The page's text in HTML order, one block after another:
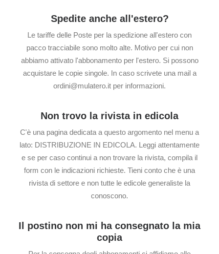
Spedite anche all'estero?
Le tariffe delle Poste per la spedizione all'estero con
pacco tracciabile sono molto alte. Motivo per cui non
abbiamo attivato l'abbonamento per l'estero. Si possono
acquistare le copie singole. In caso scrivete una mail a
ordini@mulatero.it per informazioni.
Non trovo la rivista in edicola
C'è una pagina dedicata a questo argomento nel menu a
lato: DISTRIBUZIONE IN EDICOLA. Leggi attentamente
e se per caso continui a non trovare la rivista, compila il
form con le indicazioni richieste. Tieni conto che è una
rivista di settore e non tutte le edicole generaliste la
conoscono.
Il postino non mi ha consegnato la mia
copia